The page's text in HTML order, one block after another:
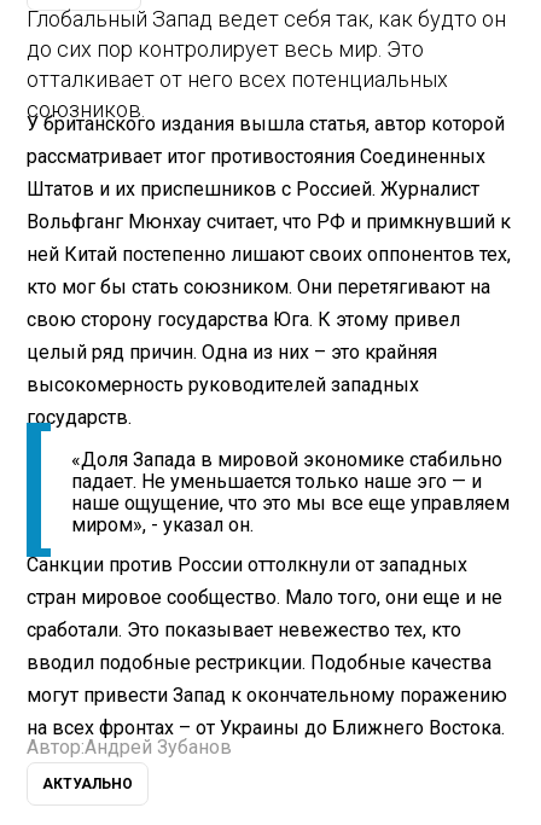
Глобальный Запад ведет себя так, как будто он
до сих пор контролирует весь мир. Это
отталкивает от него всех потенциальных
союзников.
У британского издания вышла статья, автор которой
рассматривает итог противостояния Соединенных
Штатов и их приспешников с Россией. Журналист
Вольфганг Мюнхау считает, что РФ и примкнувший к
ней Китай постепенно лишают своих оппонентов тех,
кто мог бы стать союзником. Они перетягивают на
свою сторону государства Юга. К этому привел
целый ряд причин. Одна из них – это крайняя
высокомерность руководителей западных
государств.
«Доля Запада в мировой экономике стабильно
падает. Не уменьшается только наше эго — и
наше ощущение, что это мы все еще управляем
миром», - указал он.
Санкции против России оттолкнули от западных
стран мировое сообщество. Мало того, они еще и не
сработали. Это показывает невежество тех, кто
вводил подобные рестрикции. Подобные качества
могут привести Запад к окончательному поражению
на всех фронтах – от Украины до Ближнего Востока.
Автор:Андрей Зубанов
АКТУАЛЬНО